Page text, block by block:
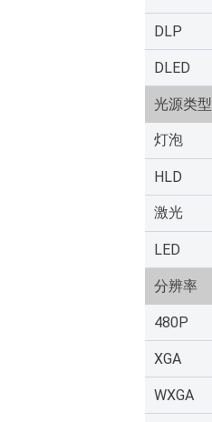
DLP
DLED
光源类型
灯泡
HLD
激光
LED
分辨率
480P
XGA
WXGA